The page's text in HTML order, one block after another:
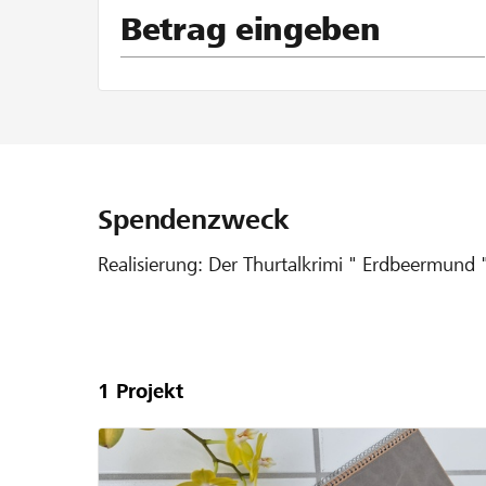
Betrag eingeben
Spendenzweck
Realisierung: Der Thurtalkrimi " Erdbeermund
Projekte
1 Projekt